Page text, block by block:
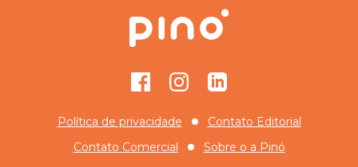
FacebookInstagramGitHub
Política de privacidade
Contato Editorial
Contato Comercial
Sobre o a Pinó